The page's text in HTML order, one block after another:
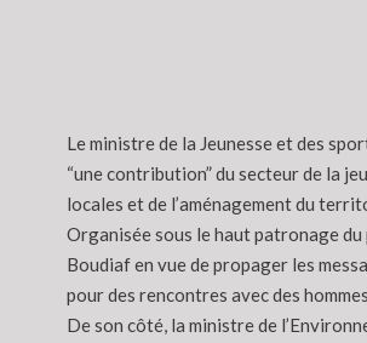
Le ministre de la Jeunesse et des
“une contribution” du secteur de la
locales et de l’aménagement du
Organisée sous le haut patronage
Boudiaf en vue de propager les
pour des rencontres avec des
De son côté, la ministre de